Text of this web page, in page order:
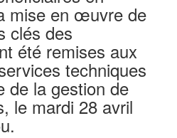
mise en œuvre de
clés des
été remises aux
techniques
de la gestion de
le mardi 28 avril